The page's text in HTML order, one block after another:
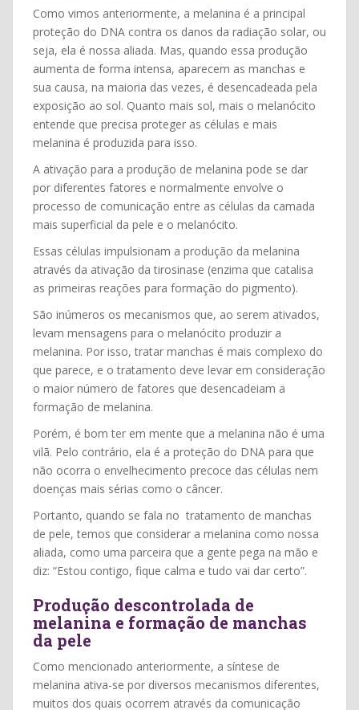
Como vimos anteriormente, a melanina é a principal
proteção do DNA contra os danos da radiação solar, ou
seja, ela é nossa aliada. Mas, quando essa produção
aumenta de forma intensa, aparecem as manchas e
sua causa, na maioria das vezes, é desencadeada pela
exposição ao sol. Quanto mais sol, mais o melanócito
entende que precisa proteger as células e mais
melanina é produzida para isso.
A ativação para a produção de melanina pode se dar
por diferentes fatores e normalmente envolve o
processo de comunicação entre as células da camada
mais superficial da pele e o melanócito.
Essas células impulsionam a produção da melanina
através da ativação da tirosinase (enzima que catalisa
as primeiras reações para formação do pigmento).
São inúmeros os mecanismos que, ao serem ativados,
levam mensagens para o melanócito produzir a
melanina. Por isso, tratar manchas é mais complexo do
que parece, e o tratamento deve levar em consideração
o maior número de fatores que desencadeiam a
formação de melanina.
Porém, é bom ter em mente que a melanina não é uma
vilã. Pelo contrário, ela é a proteção do DNA para que
não ocorra o envelhecimento precoce das células nem
doenças mais sérias como o câncer.
Portanto, quando se fala no tratamento de manchas
de pele, temos que considerar a melanina como nossa
aliada, como uma parceira que a gente pega na mão e
diz: “Estou contigo, fique calma e tudo vai dar certo”.
Produção descontrolada de
melanina e formação de manchas
da pele
Como mencionado anteriormente, a síntese de
melanina ativa-se por diversos mecanismos diferentes,
muitos dos quais ocorrem através da comunicação